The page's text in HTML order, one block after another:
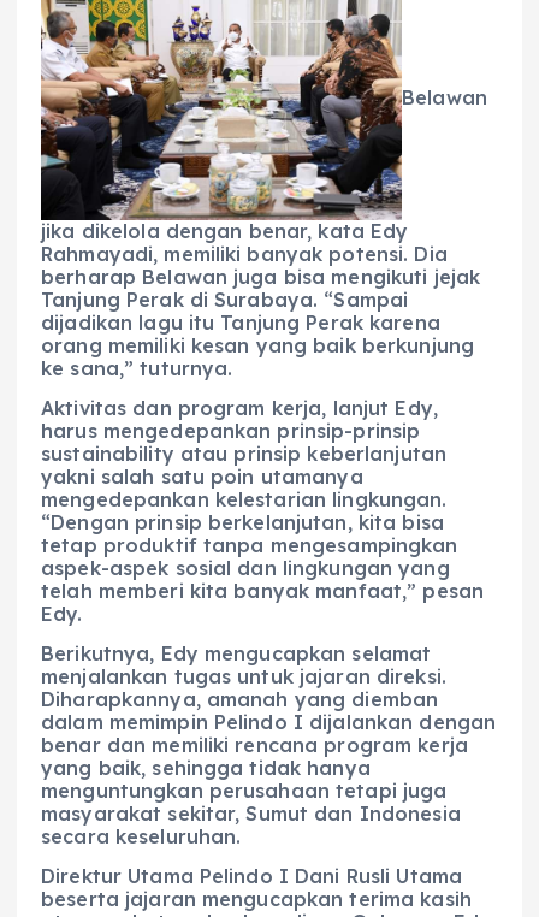
Belawan
jika dikelola dengan benar, kata Edy
Rahmayadi, memiliki banyak potensi. Dia
berharap Belawan juga bisa mengikuti jejak
Tanjung Perak di Surabaya. “Sampai
dijadikan lagu itu Tanjung Perak karena
orang memiliki kesan yang baik berkunjung
ke sana,” tuturnya.
Aktivitas dan program kerja, lanjut Edy,
harus mengedepankan prinsip-prinsip
sustainability atau prinsip keberlanjutan
yakni salah satu poin utamanya
mengedepankan kelestarian lingkungan.
“Dengan prinsip berkelanjutan, kita bisa
tetap produktif tanpa mengesampingkan
aspek-aspek sosial dan lingkungan yang
telah memberi kita banyak manfaat,” pesan
Edy.
Berikutnya, Edy mengucapkan selamat
menjalankan tugas untuk jajaran direksi.
Diharapkannya, amanah yang diemban
dalam memimpin Pelindo I dijalankan dengan
benar dan memiliki rencana program kerja
yang baik, sehingga tidak hanya
menguntungkan perusahaan tetapi juga
masyarakat sekitar, Sumut dan Indonesia
secara keseluruhan.
Direktur Utama Pelindo I Dani Rusli Utama
beserta jajaran mengucapkan terima kasih